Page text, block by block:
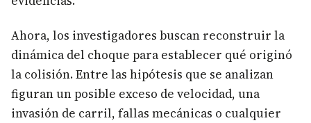
Ahora, los investigadores buscan reconstruir la
dinámica del choque para establecer qué originó
la colisión. Entre las hipótesis que se analizan
figuran un posible exceso de velocidad, una
invasión de carril, fallas mecánicas o cualquier